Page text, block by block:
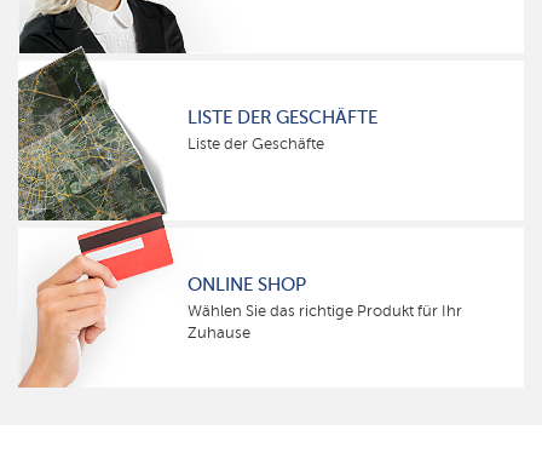
LISTE DER GESCHÄFTE
Liste der Geschäfte
ONLINE SHOP
Wählen Sie das richtige Produkt für Ihr
Zuhause